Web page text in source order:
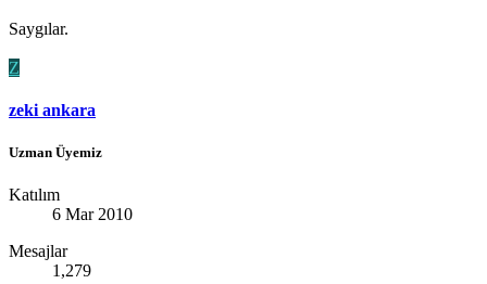
Saygılar.
Z
zeki ankara
Uzman Üyemiz
Katılım
6 Mar 2010
Mesajlar
1,279